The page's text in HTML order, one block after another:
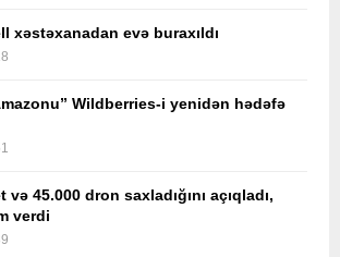
xəstəxanadan evə buraxıldı
Wildberries-i yenidən hədəfə
və 45.000 dron saxladığını açıqladı,
verdi